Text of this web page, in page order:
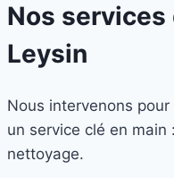
Nos services
Leysin
Nous intervenons
un service clé en
nettoyage.